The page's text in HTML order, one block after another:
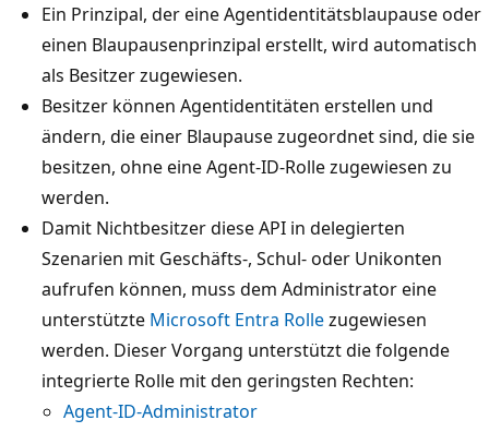
Ein Prinzipal, der eine Agentidentitätsblaupause oder
einen Blaupausenprinzipal erstellt, wird automatisch
als Besitzer zugewiesen.
Besitzer können Agentidentitäten erstellen und
ändern, die einer Blaupause zugeordnet sind, die sie
besitzen, ohne eine Agent-ID-Rolle zugewiesen zu
werden.
Damit Nichtbesitzer diese API in delegierten
Szenarien mit Geschäfts-, Schul- oder Unikonten
aufrufen können, muss dem Administrator eine
unterstützte Microsoft Entra Rollezugewiesen
werden. Dieser Vorgang unterstützt die folgende
integrierte Rolle mit den geringsten Rechten:
Agent-ID-Administrator